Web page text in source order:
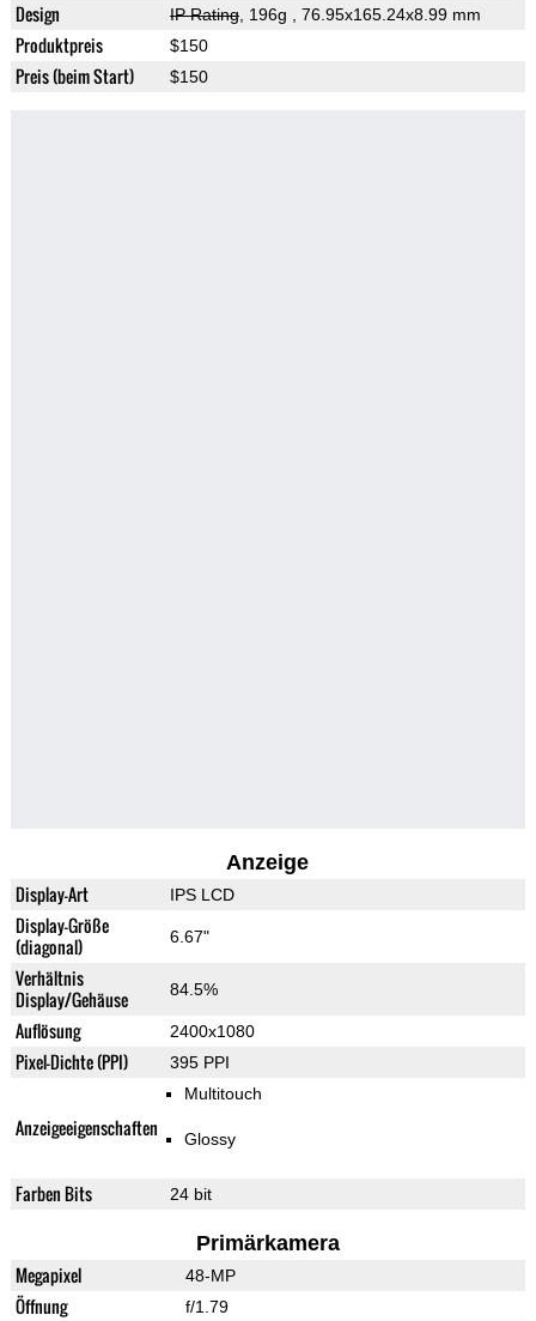
Design IP Rating, 196g , 76.95x165.24x8.99 mm
Produktpreis $150
Preis (beim Start) $150
Anzeige
Display-Art IPS LCD
Display-Größe
(diagonal)
6.67"
Verhältnis
Display/Gehäuse
84.5%
Auflösung 2400x1080
Pixel-Dichte (PPI) 395 PPI
Anzeigeeigenschaften
Multitouch
Glossy
Farben Bits 24 bit
Primärkamera
Megapixel 48-MP
Öffnung f/1.79